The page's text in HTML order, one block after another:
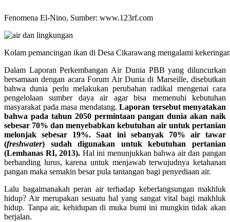
Fenomena El-Nino, Sumber: www.123rf.com
Kolam pemancingan ikan di Desa Cikarawang mengalami
Dalam Laporan Perkembangan Air Dunia PBB yang diluncurkan
bersamaan dengan acara Forum Air Dunia di Marseille, disebutkan
bahwa dunia perlu melakukan perubahan radikal mengenai cara
pengelolaan sumber daya air agar bisa memenuhi kebutuhan
masyarakat pada masa mendatang. Laporan tersebut menyatakan
bahwa pada tahun 2050 permintaan pangan dunia akan naik
sebesar 70% dan menyebabkan kebutuhan air untuk pertanian
melonjak sebesar 19%. Saat ini sebanyak 70% air tawar
(freshwater) sudah digunakan untuk kebutuhan pertanian
(Lemhanas RI, 2013). Hal ini menunjukkan bahwa air dan pangan
berbanding lurus, karena untuk menjawab terwujudnya ketahanan
pangan maka semakin besar pula tantangan bagi penyediaan air.
Lalu bagaimanakah peran air terhadap keberlangsungan makhluk
hidup? Air merupakan sesuatu hal yang sangat vital bagi makhluk
hidup. Tanpa air, kehidupan di muka bumi ini mungkin tidak akan
berjalan.